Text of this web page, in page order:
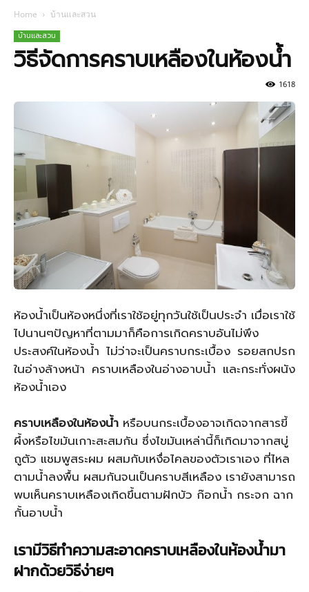
Home บ้านและสวน
บ้านและสวน
วิธีจัดการคราบเหลืองในห้องน้ำ
1618
ห้องน้ำเป็นห้องหนึ่งที่เราใช้อยู่ทุกวันใช้เป็นประจำ เมื่อเราใช้
ไปนานๆปัญหาที่ตามมาก็คือการเกิดคราบอันไม่พึง
ประสงค์ในห้องน้ำ ไม่ว่าจะเป็นคราบกระเบื้อง รอยสกปรก
ในอ่างล้างหน้า คราบเหลืองในอ่างอาบน้ำ และกระทั่งผนัง
ห้องน้ำเอง
คราบเหลืองในห้องน้ำ หรือบนกระเบื้องอาจเกิดจากสารขี้
ผึ้งหรือไขมันเกาะสะสมกัน ซึ่งไขมันเหล่านี้ก็เกิดมาจากสบู่
ถูตัว แชมพูสระผม ผสมกับเหงื่อไคลของตัวเราเอง ที่ไหล
ตามน้ำลงพื้น ผสมกันจนเป็นคราบสีเหลือง เรายังสามารถ
พบเห็นคราบเหลืองเกิดขึ้นตามฝักบัว ก๊อกน้ำ กระจก ฉาก
กั้นอาบน้ำ
เรามีวิธีทำความสะอาดคราบเหลืองในห้องน้ำมา
ฝากด้วยวิธีง่ายๆ